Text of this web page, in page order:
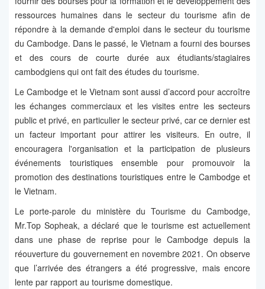
ressources humaines dans le secteur du tourisme afin de
répondre à la demande d'emploi dans le secteur du tourisme
du Cambodge. Dans le passé, le Vietnam a fourni des bourses
et des cours de courte durée aux étudiants/stagiaires
cambodgiens qui ont fait des études du tourisme.
Le Cambodge et le Vietnam sont aussi d’accord pour accroître
les échanges commerciaux et les visites entre les secteurs
public et privé, en particulier le secteur privé, car ce dernier est
un facteur important pour attirer les visiteurs. En outre, il
encouragera l'organisation et la participation de plusieurs
événements touristiques ensemble pour promouvoir la
promotion des destinations touristiques entre le Cambodge et
le Vietnam.
Le porte-parole du ministère du Tourisme du Cambodge,
Mr.Top Sopheak, a déclaré que le tourisme est actuellement
dans une phase de reprise pour le Cambodge depuis la
réouverture du gouvernement en novembre 2021. On observe
que l’arrivée des étrangers a été progressive, mais encore
lente par rapport au tourisme domestique.